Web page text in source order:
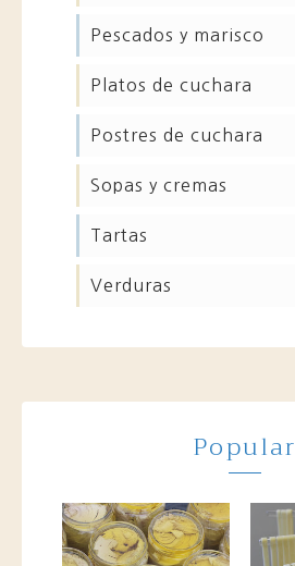
pescados y marisco
platos de cuchara
postres de cuchara
sopas y cremas
tartas
verduras
Popular